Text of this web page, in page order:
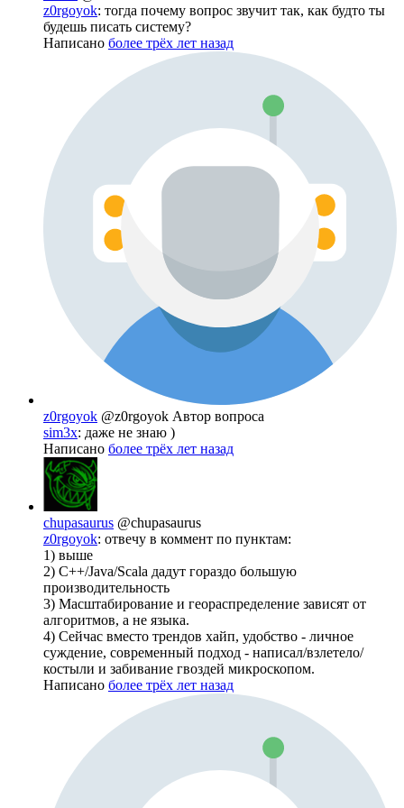
z0rgoyok: тогда почему вопрос звучит так, как будто ты
будешь писать систему?
Написано более трёх лет назад
z0rgoyok @z0rgoyok Автор вопроса
sim3x: даже не знаю )
Написано более трёх лет назад
chupasaurus @chupasaurus
z0rgoyok: отвечу в коммент по пунктам:
1) выше
2) C++/Java/Scala дадут гораздо большую
производительность
3) Масштабирование и геораспределение зависят от
алгоритмов, а не языка.
4) Сейчас вместо трендов хайп, удобство - личное
суждение, современный подход - написал/взлетело/
костыли и забивание гвоздей микроскопом.
Написано более трёх лет назад